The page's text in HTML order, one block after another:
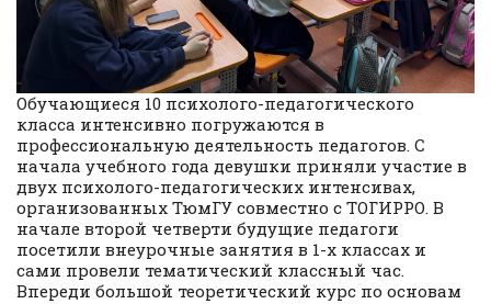
Обучающиеся 10 психолого-педагогического
класса интенсивно погружаются в
профессиональную деятельность педагогов. С
начала учебного года девушки приняли участие в
двух психолого-педагогических интенсивах,
организованных ТюмГУ совместно с ТОГИРРО. В
начале второй четверти будущие педагоги
посетили внеурочные занятия в 1-х классах и
сами провели тематический классный час.
Впереди большой теоретический курс по основам